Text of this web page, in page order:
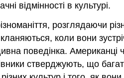
відмінності в культурі.
розглядаючи
коли вони
поведінка.
стверджують, що